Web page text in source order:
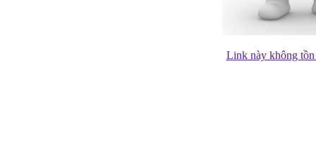
Link này không tồn